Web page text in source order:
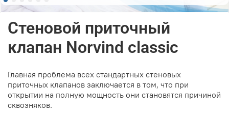
Стеновой приточный
клапан Norvind classic
Главная проблема всех стандартных стеновых
приточных клапанов заключается в том, что при
открытии на полную мощность они становятся причиной
сквозняков.